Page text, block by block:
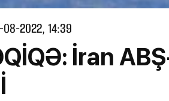
08-2022, 14:39
İran